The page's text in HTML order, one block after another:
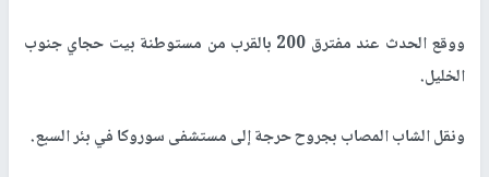
ووقع الحدث عند مفترق 200 بالقرب من مستوطنة بيت حجاي جنوب
الخليل.
ونقل الشاب المصاب بجروح حرجة إلى مستشفى سوروكا في بئر السبع.